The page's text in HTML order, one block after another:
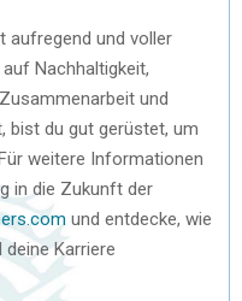
aufregend und voller
Nachhaltigkeit,
und
bist du gut gerüstet, um
weitere Informationen
in die Zukunft der
und entdecke, wie
Karriere